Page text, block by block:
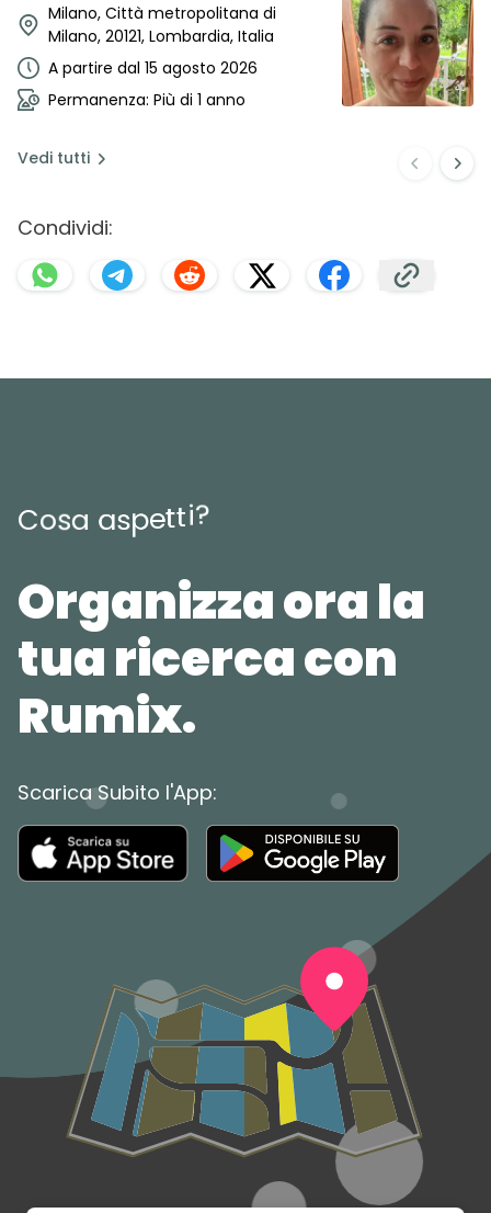
Milano, Città metropolitana di
Milano, 20121, Lombardia, Italia
A partire dal 15 agosto 2026
Permanenza: Più di 1 anno
Vedi tutti
Condividi:
Cosa aspetti?
Organizza ora la
tua ricerca con
Rumix.
Scarica Subito l'App: